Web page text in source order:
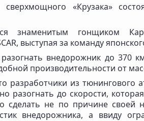
сверхмощного «Крузака»
знаменитым гонщиком
выступая за команду
внедорожник до 370
производительности от
разработчики из тюнингового
разогнать до скорости,
сделать не по причине своей
внедорожника, а ввиду